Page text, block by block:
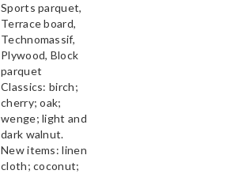
Sports parquet,
Terrace board,
Technomassif,
Plywood, Block
parquet
Classics: birch;
cherry; oak;
wenge; light and
dark walnut.
New items: linen
cloth; coconut;